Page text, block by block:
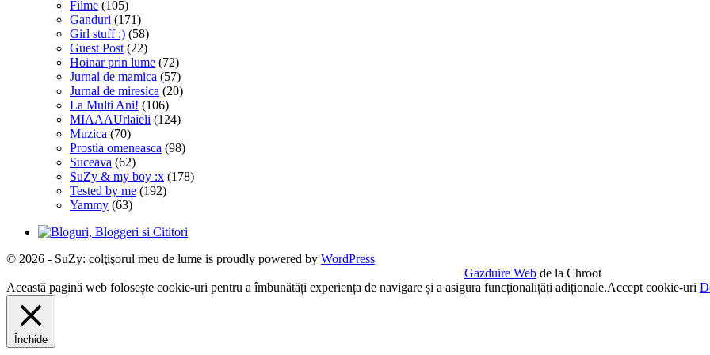
Filme (105)
Ganduri (171)
Girl stuff :) (58)
Guest Post (22)
Hoinar prin lume (72)
Jurnal de mamica (57)
Jurnal de miresica (20)
La Multi Ani! (106)
MIAAAUrlaieli (124)
Muzica (70)
Prostia omeneasca (98)
Suceava (62)
SuZy & my boy :x (178)
Tested by me (192)
Yammy (63)
© 2026 - SuZy: colţişorul meu de lume is proudly powered by WordPress
Gazduire Webde la Chroot
Această pagină web folosește cookie-uri pentru a îmbunătăți experiența de navigare și a asigura funcționalițăți adiționale.Accept cookie-uri
Închide